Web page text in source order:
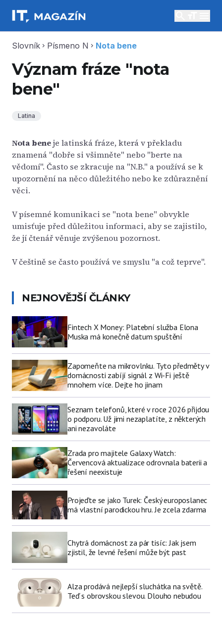
Slovník chevron_right Písmeno N chevron_right Nota bene
Význam fráze "nota
bene"
Latina
Nota beneje latinská fráze, která v překladu
znamená "dobře si všimněte" nebo "berte na
vědomí". Často se zkracuje na "N.B." a používá se k
upozornění na něco důležitého nebo ke zdůraznění
věci.
V písemné komunikaci se "nota bene" obvykle
umisťuje před důležitou informaci, aby se zajistilo,
že jí čtenář věnuje zvýšenou pozornost.
V češtině se často používá ve smyslu "a což teprve".
NEJNOVĚJŠÍ ČLÁNKY
Fintech X Money: Platební služba Elona
Muska má konečně datum spuštění
Zapomeňte na mikrovlnku. Tyto předměty v
domácnosti zabíjí signál z Wi-Fi ještě
mnohem více. Dejte ho jinam
Seznam telefonů, které v roce 2026 přijdou
o podporu. Už jimi nezaplatíte, z některých
ani nezavoláte
Zrada pro majitele Galaxy Watch:
Červencová aktualizace odrovnala baterii a
řešení neexistuje
Projeďte se jako Turek: Český europoslanec
má vlastní parodickou hru. Je zcela zdarma
Chytrá domácnost za pár tisíc: Jak jsem
zjistil, že levné řešení může být past
Alza prodává nejlepší sluchátka na světě.
Teď s obrovskou slevou. Dlouho nebudou